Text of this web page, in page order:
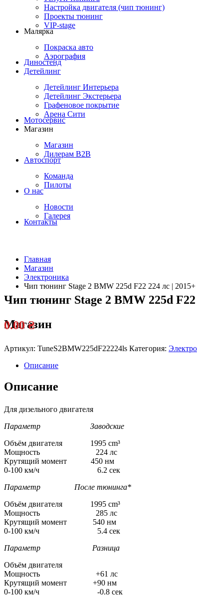
Настройка двигателя (чип тюнинг)
Проекты тюнинг
VIP-stage
Малярка
Покраска авто
Аэрография
Диностенд
Детейлинг
Детейлинг Интерьера
Детейлинг Экстерьера
Графеновое покрытие
Арена Сити
Мотосервис
Магазин
Магазин
Дилерам B2B
Автоспорт
Команда
Пилоты
О нас
Новости
Галерея
Контакты
Главная
Магазин
Электроника
Чип тюнинг Stage 2 BMW 225d F22 224 лс | 2015+
Магазин
Чип тюнинг Stage 2 BMW 225d F22
0.00₴
Артикул: TuneS2BMW225dF22224ls Категория:
Описание
Описание
Для дизельного двигателя
Параметр Заводские
Объём двигателя 1995 cm³
Мощность 224 лс
Крутящий момент 450 нм
0-100 км/ч 6.2 сек
Параметр После тюнинга*
Объём двигателя 1995 cm³
Мощность 285 лс
Крутящий момент 540 нм
0-100 км/ч 5.4 сек
Параметр Разница
Объём двигателя
Мощность +61 лс
Крутящий момент +90 нм
0-100 км/ч -0.8 сек